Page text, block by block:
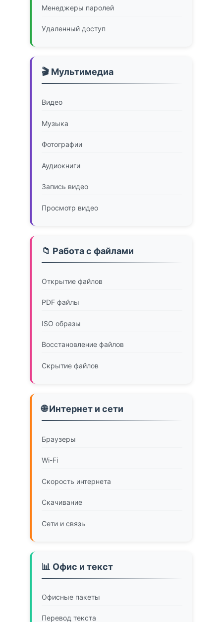
Менеджеры паролей
Удаленный доступ
🎬 Мультимедиа
Видео
Музыка
Фотографии
Аудиокниги
Запись видео
Просмотр видео
📁 Работа с файлами
Открытие файлов
PDF файлы
ISO образы
Восстановление файлов
Скрытие файлов
🌐 Интернет и сети
Браузеры
Wi-Fi
Скорость интернета
Скачивание
Сети и связь
📊 Офис и текст
Офисные пакеты
Перевод текста